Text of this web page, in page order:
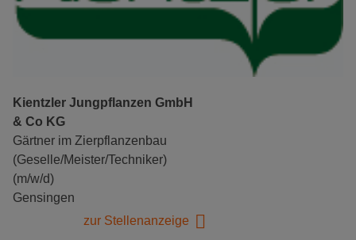
Kientzler Jungpflanzen GmbH
& Co KG
Gärtner im Zierpflanzenbau
(Geselle/Meister/Techniker)
(m/w/d)
Gensingen
zur Stellenanzeige